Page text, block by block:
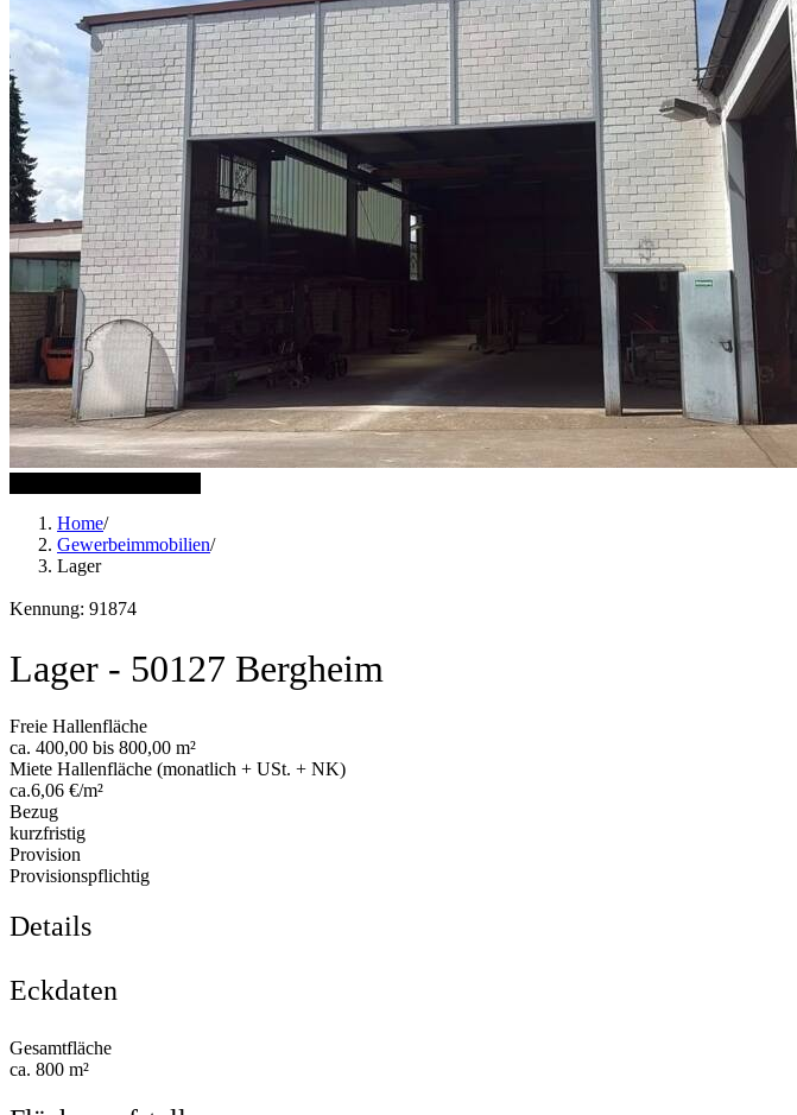
Home/
Gewerbeimmobilien/
Lager
Kennung: 91874
Lager - 50127 Bergheim
Freie Hallenfläche
ca. 400,00 bis 800,00 m²
Miete Hallenfläche (monatlich + USt. + NK)
ca.6,06 €/m²
Bezug
kurzfristig
Provision
Provisionspflichtig
Details
Eckdaten
Gesamtfläche
ca. 800 m²